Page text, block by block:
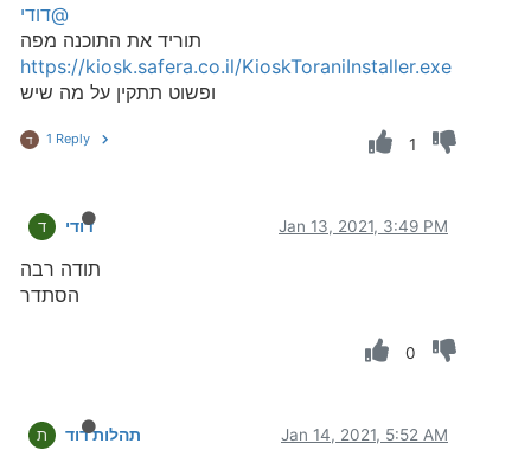
@דודי
תוריד את התוכנה מפה
https://kiosk.safera.co.il/KioskToraniInstaller.exe
ופשוט תתקין על מה שיש
ד 1 Reply 1
ד דודי Jan 13, 2021, 3:49 PM
תודה רבה
הסתדר
0
ת תהלות דוד Jan 14, 2021, 5:52 AM